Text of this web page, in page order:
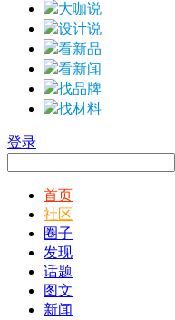
大咖说
设计说
看新品
看新闻
找品牌
找材料
登录
首页
社区
圈子
发现
话题
图文
新闻